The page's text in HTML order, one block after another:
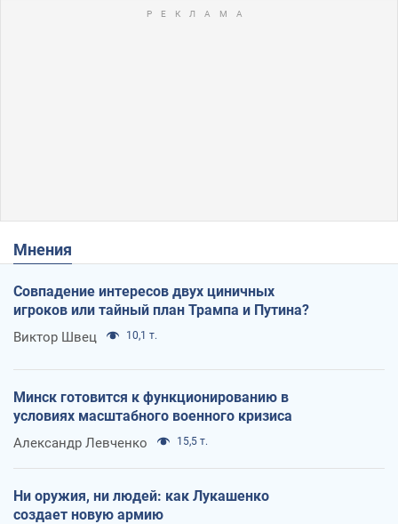
Мнения
Совпадение интересов двух циничных
игроков или тайный план Трампа и Путина?
Виктор Швец 10,1 т.
Минск готовится к функционированию в
условиях масштабного военного кризиса
Александр Левченко 15,5 т.
Ни оружия, ни людей: как Лукашенко
создает новую армию